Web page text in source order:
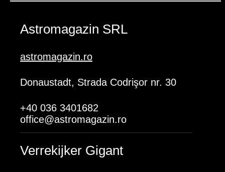
Astromagazin SRL
astromagazin.ro
Donaustadt, Strada Codrişor nr. 30
+40 036 3401682
office@astromagazin.ro
Verrekijker Gigant